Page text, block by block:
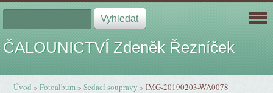
ČALOUNICTVÍ Zdeněk Řezníček
Úvod »Fotoalbum»Sedací soupravy »IMG-20190203-WA0078